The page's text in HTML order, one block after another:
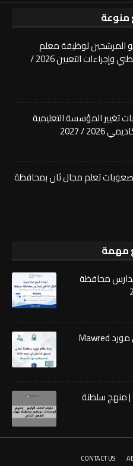
منوعة
المرشحين لوظيفة معلم
لاستكمال الفحص الطبي وإجراءات التعيين 2026 /
تغيير المؤسسة التعليمية
/ 2027
تعلم مجال ثان بمحافظة
مهمة
محافظة
رابط نظام مورد | تسجيل الدخول إلى مورد Mawred
| منهج سلطنة
CONTACT US